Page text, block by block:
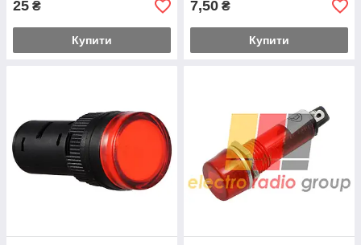
25 ₴
Купити
7,50 ₴
Купити